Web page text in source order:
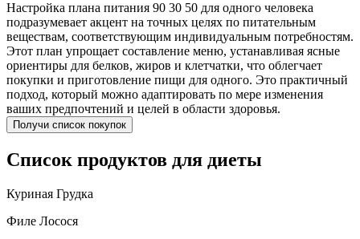
Настройка плана питания 90 30 50 для одного человека
подразумевает акцент на точных целях по питательным
веществам, соответствующим индивидуальным потребностям.
Этот план упрощает составление меню, устанавливая ясные
ориентиры для белков, жиров и клетчатки, что облегчает
покупки и приготовление пищи для одного. Это практичный
подход, который можно адаптировать по мере изменения
ваших предпочтений и целей в области здоровья.
Получи список покупок
Список продуктов для диеты
Куриная Грудка
Филе Лосося